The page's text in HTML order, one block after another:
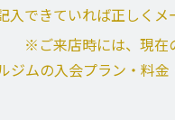
入できていれば正しくメ
※ご来店時には、現在
ジムの入会プラン・料金